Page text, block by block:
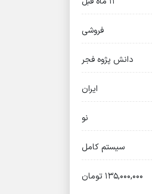
فروشی
دانش پژوه فجر
ایران
نو
سیستم کامل
135,000,000 تومان